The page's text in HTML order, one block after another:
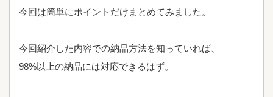
今回は簡単にポイントだけまとめてみました。
今回紹介した内容での納品方法を知っていれば、
98%以上の納品には対応できるはず。